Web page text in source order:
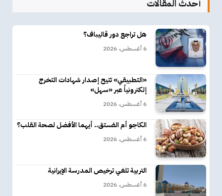
أحدث المقالات
هل تراجع دور قاليباف؟
6 أغسطس، 2026
«التطبيقي» تتيح إصدار شهادات التخرج
إلكترونياً عبر «سهل»
6 أغسطس، 2026
الكاجو أم الفستق.. أيهما الأفضل لصحة القلب؟
6 أغسطس، 2026
التربية تلغي ترخيص المدرسة الإيرانية
6 أغسطس، 2026